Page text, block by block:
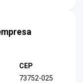
CEP
73752-025